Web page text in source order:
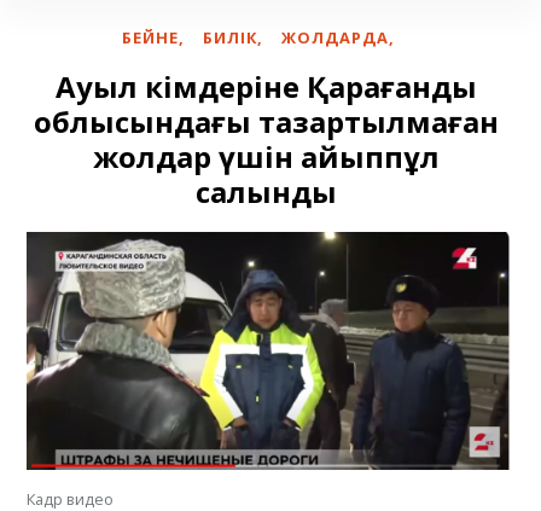
БЕЙНЕ, БИЛІК, ЖОЛДАРДА,
Ауыл әкімдеріне Қарағанды
облысындағы тазартылмаған
жолдар үшін айыппұл
салынды
Кадр видео